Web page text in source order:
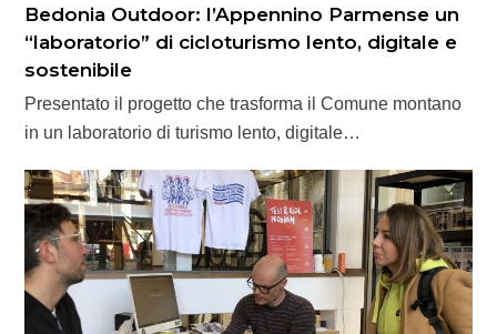
Bedonia Outdoor: l’Appennino Parmense un
“laboratorio” di cicloturismo lento, digitale e
sostenibile
Presentato il progetto che trasforma il Comune montano
in un laboratorio di turismo lento, digitale…